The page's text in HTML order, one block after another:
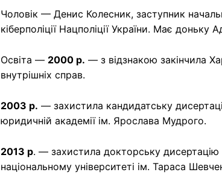
Чоловік — Денис Колесник, заступник
кіберполіції Нацполіції України. Має доньку
Освіта — 2000 р. — з відзнакою закінчила
внутрішніх справ.
2003 р. — захистила кандидатську
юридичній академії ім. Ярослава Мудрого.
2013 р. — захистила докторську дисертацію
національному університеті ім. Тараса